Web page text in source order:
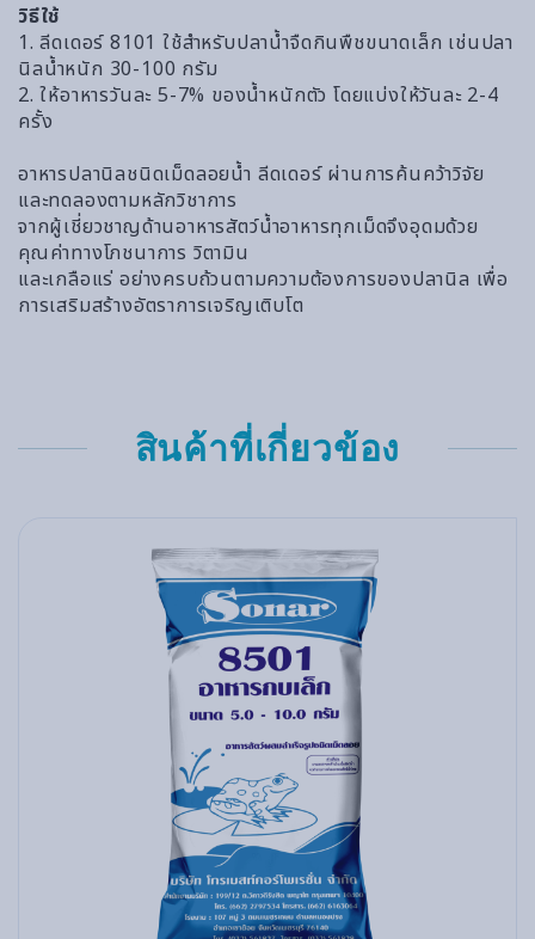
วิธีใช้
1. ลีดเดอร์ 8101 ใช้สำหรับปลาน้ำจืดกินพืชขนาดเล็ก เช่นปลา
นิลน้ำหนัก 30-100 กรัม
2. ให้อาหารวันละ 5-7% ของน้ำหนักตัว โดยแบ่งให้วันละ 2-4
ครั้ง
อาหารปลานิลชนิดเม็ดลอยน้ำ ลีดเดอร์ ผ่านการค้นคว้าวิจัย
และทดลองตามหลักวิชาการ
จากผู้เชี่ยวชาญด้านอาหารสัตว์น้ำอาหารทุกเม็ดจึงอุดมด้วย
คุณค่าทางโภชนาการ วิตามิน
และเกลือแร่ อย่างครบถ้วนตามความต้องการของปลานิล เพื่อ
การเสริมสร้างอัตราการเจริญเติบโต
สินค้าที่เกี่ยวข้อง